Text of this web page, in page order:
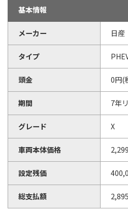
基本情報
メーカー 日産
タイプ
頭金 0円(
期間 7年
グレード X
車両本体価格
設定残価
総支払額